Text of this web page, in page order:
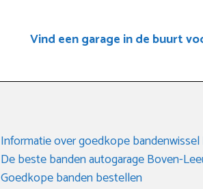
Vind een garage in de buurt
Informatie over goedkope
De beste banden autogarage Boven-
Goedkope banden bestellen